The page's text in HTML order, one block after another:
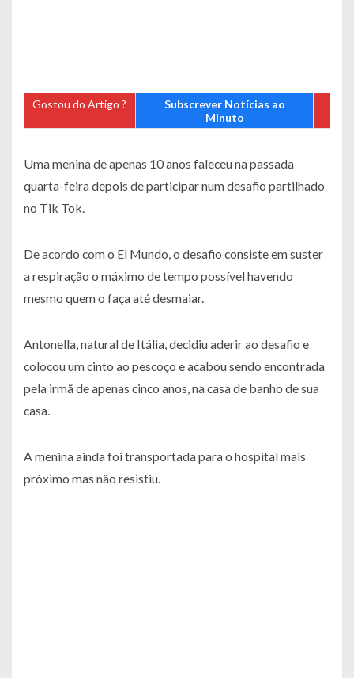
Gostou do Artigo ?
Subscrever Notícias ao
Minuto
Uma menina de apenas 10 anos faleceu na passada
quarta-feira depois de participar num desafio partilhado
no Tik Tok.
De acordo com o El Mundo, o desafio consiste em suster
a respiração o máximo de tempo possível havendo
mesmo quem o faça até desmaiar.
Antonella, natural de Itália, decidiu aderir ao desafio e
colocou um cinto ao pescoço e acabou sendo encontrada
pela irmã de apenas cinco anos, na casa de banho de sua
casa.
A menina ainda foi transportada para o hospital mais
próximo mas não resistiu.